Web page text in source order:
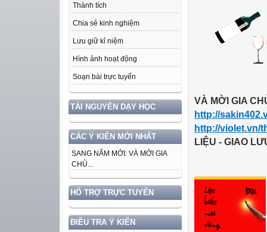
Thành tích
Chia sẻ kinh nghiệm
Lưu giữ kỉ niệm
Hình ảnh hoạt động
Soạn bài trực tuyến
TÀI NGUYÊN DẠY HỌC
CÁC Ý KIẾN MỚI NHẤT
SANG NĂM MỚI: VÀ MỜI GIA
CHỦ...
HỖ TRỢ TRỰC TUYẾN
ĐIỀU TRA Ý KIẾN
VÀ MỜI GIA
http://
http://violet.vn/
LIỆU - GIAO